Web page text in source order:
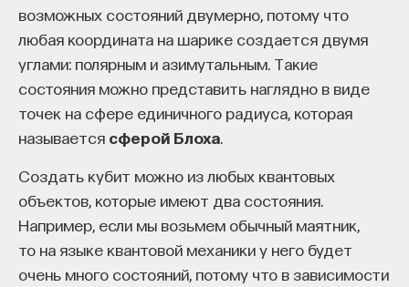
возможных состояний двумерно, потому что
любая координата на шарике создается двумя
углами: полярным и азимутальным. Такие
состояния можно представить наглядно в виде
точек на сфере единичного радиуса, которая
называется сферой Блоха
Создать кубит можно из любых квантовых
объектов, которые имеют два состояния.
Например, если мы возьмем обычный маятник,
то на языке квантовой механики у него будет
очень много состояний, потому что в зависимости